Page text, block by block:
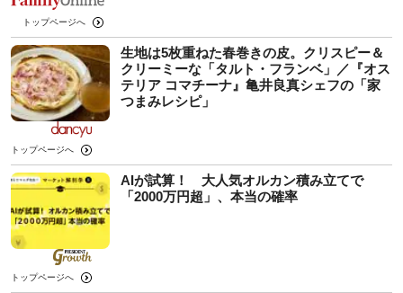
トップページへ
生地は5枚重ねた春巻きの皮。クリスピー＆
クリーミーな「タルト・フランベ」／『オス
テリア コマチーナ』亀井良真シェフの「家
つまみレシピ」
トップページへ
AIが試算！ 大人気オルカン積み立てで
「2000万円超」、本当の確率
トップページへ